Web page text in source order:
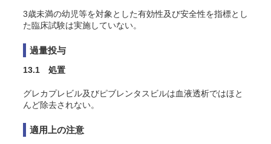
3歳未満の幼児等を対象とした有効性及び安全性を指標とし
た臨床試験は実施していない。
過量投与
13.1 処置
グレカプレビル及びピブレンタスビルは血液透析ではほと
んど除去されない。
適用上の注意